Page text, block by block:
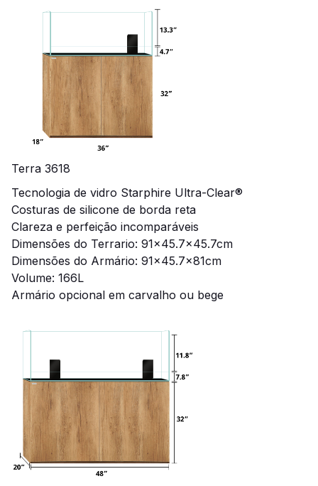
Terra 3618
Tecnologia de vidro Starphire Ultra-Clear®
Costuras de silicone de borda reta
Clareza e perfeição incomparáveis
Dimensões do Terrario: 91x45.7x45.7cm
Dimensões do Armário: 91x45.7x81cm
Volume: 166L
Armário opcional em carvalho ou bege